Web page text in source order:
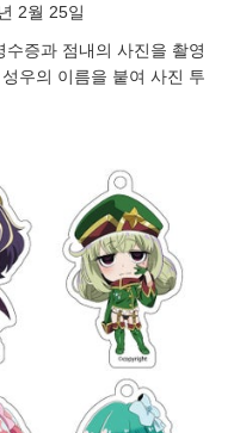
2월 25일
증과 점내의 사진을 촬영
우의 이름을 붙여 사진 투